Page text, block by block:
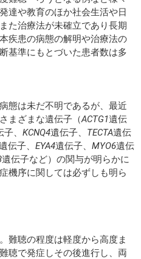
達や教育のほか社会生活や日
た治療法が未確立であり長期
疾患の病態の解明や治療法の
基準にもとづいた患者数は多
態は未だ不明であるが、最近
まざまな遺伝子（ACTG1遺伝
、 KCNQ4遺伝子、 TECTA遺伝
伝子、 EYA4遺伝子、 MYO6遺伝
遺伝子など）の関与が明らかに
機序に関しては必ずしも明ら
難聴の程度は軽度から高度ま
聴で発症しその後進行し、両